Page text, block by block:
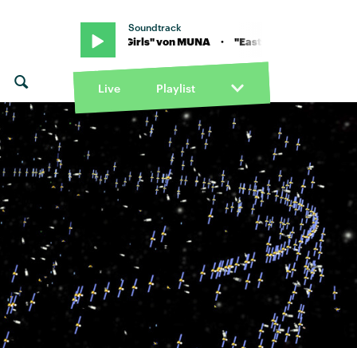
Soundtrack
· "Eastside Girls" von MUNA · "Eastside Girls" von MUNA
Live Playlist